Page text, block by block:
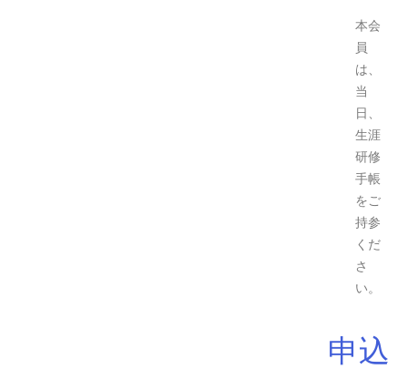
本会
員
は、
当
日、
生涯
研修
手帳
をご
持参
くだ
さ
い。
申込